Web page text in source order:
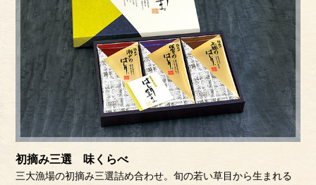
初摘み三選 味くらべ
三大漁場の初摘み三選詰め合わせ。旬の若い草目から生まれる